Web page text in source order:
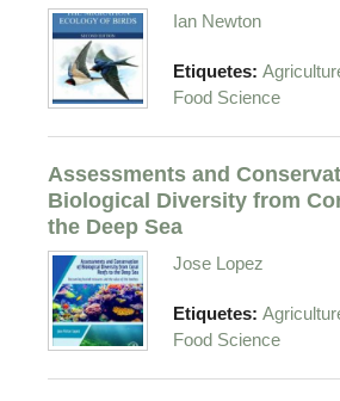
Ian Newton
Etiquetes:
Food Science
Assessments and
Biological Diversity from
the Deep Sea
Jose Lopez
Etiquetes:
Food Science